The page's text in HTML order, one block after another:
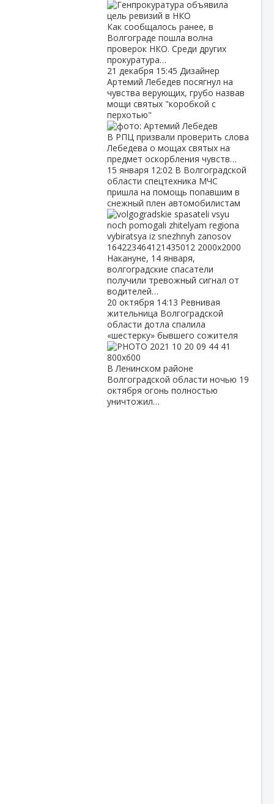
Как сообщалось ранее, в
Волгограде пошла волна
проверок НКО. Среди других
прокуратура…
21 декабря 15:45 Дизайнер
Артемий Лебедев посягнул на
чувства верующих, грубо назвав
мощи святых "коробкой с
перхотью"
В РПЦ призвали проверить слова
Лебедева о мощах святых на
предмет оскорбления чувств…
15 января 12:02 В Волгоградской
области спецтехника МЧС
пришла на помощь попавшим в
снежный плен автомобилистам
Накануне, 14 января,
волгоградские спасатели
получили тревожный сигнал от
водителей…
20 октября 14:13 Ревнивая
жительница Волгоградской
области дотла спалила
«шестерку» бывшего сожителя
В Ленинском районе
Волгоградской области ночью 19
октября огонь полностью
уничтожил…